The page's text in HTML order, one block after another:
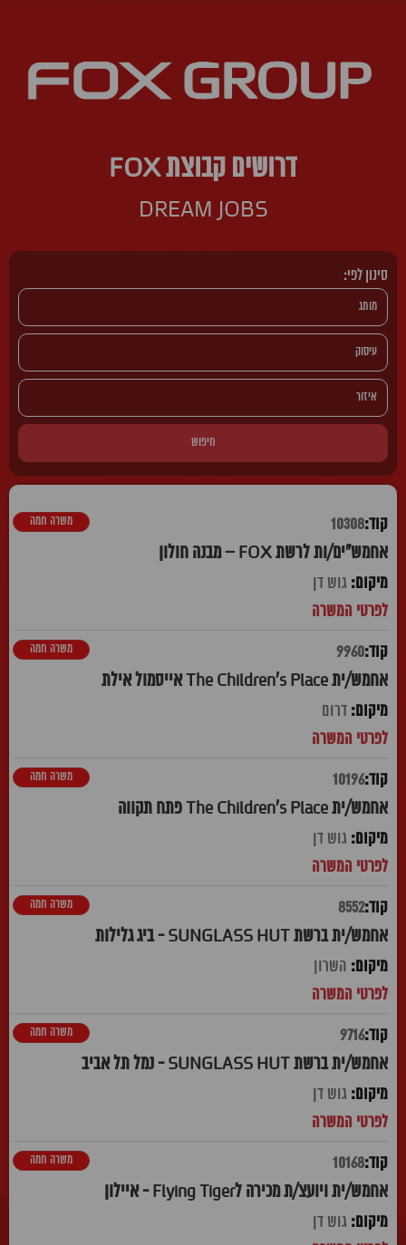
דרושים קבוצת FOX
DREAM JOBS
סינון לפי:
חיפוש
10308
אחמש"ים/ות לרשת FOX – מבנה חולון
משרה חמה
גוש דן
9960
אחמש/ית The Children's Place אייסמול אילת
משרה חמה
דרום
10196
אחמש/ית The Children's Place פתח תקווה
משרה חמה
גוש דן
8552
אחמש/ית ברשת SUNGLASS HUT - ביג גלילות
משרה חמה
השרון
9716
אחמש/ית ברשת SUNGLASS HUT - נמל תל אביב
משרה חמה
גוש דן
10168
אחמש/ית ויועצ/ת מכירה לFlying Tiger - איילון
משרה חמה
גוש דן